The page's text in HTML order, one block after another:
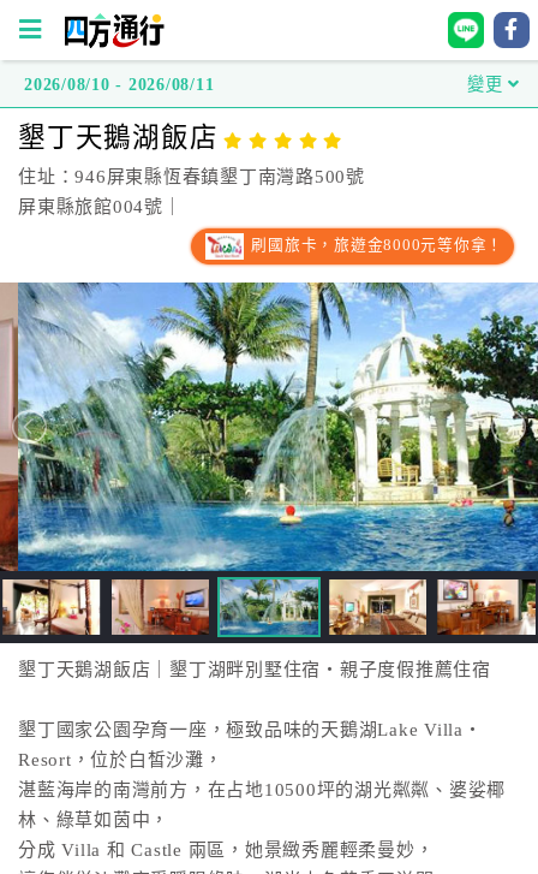
方
通
行
台
灣
訂
房
直
接
跟
飯
店
訂
HOT
特
色
民
2026/08/10 - 2026/08/11 變更
墾丁天鵝湖飯店
住址：946屏東縣恆春鎮墾丁南灣路500號
屏東縣旅館004號｜
刷國旅卡，旅遊金8000元等你拿！
墾丁天鵝湖飯店｜墾丁湖畔別墅住宿・親子度假推薦住宿
墾丁國家公園孕育一座，極致品味的天鵝湖Lake Villa‧
Resort，位於白皙沙灘，
湛藍海岸的南灣前方，在占地10500坪的湖光粼粼、婆娑椰
林、綠草如茵中，
分成 Villa 和 Castle 兩區，她景緻秀麗輕柔曼妙，